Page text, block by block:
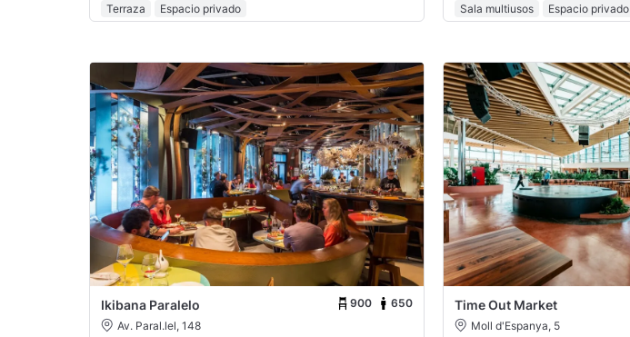
Terraza Espacio privado Sala multiusos Espacio privado
Ikibana Paralelo 900
650
Av. Paral.lel, 148
Time Out Market
Moll d'Espanya, 5